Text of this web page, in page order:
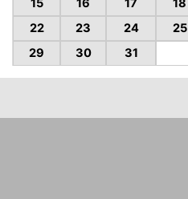
15
16 17 18
22
23 24 25
29
30 31